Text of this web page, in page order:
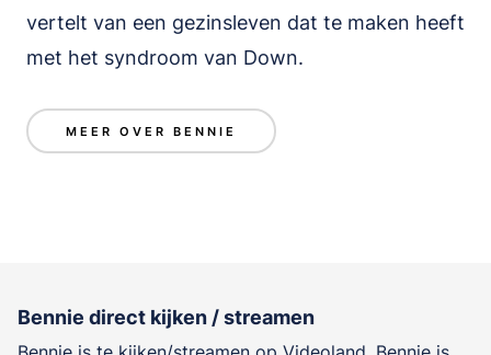
vertelt van een gezinsleven dat te maken heeft
met het syndroom van Down.
MEER OVER BENNIE
Bennie direct kijken / streamen